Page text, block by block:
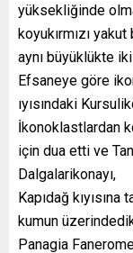
yüksekliğinde
koyukırmızı
aynı büyüklükte
Efsaneye göre
ıyısındaki
İkonoklastlardan
için dua etti ve
Dalgalarikonayı,
Kapıdağ kıyısına
kumun
Panagia